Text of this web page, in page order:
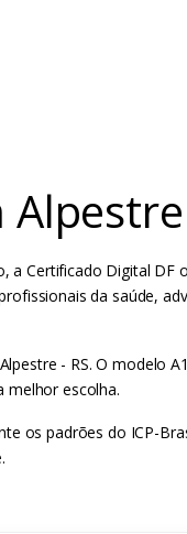
a Certificado Digital
da saúde,
- RS. O modelo
melhor escolha.
os padrões do ICP-